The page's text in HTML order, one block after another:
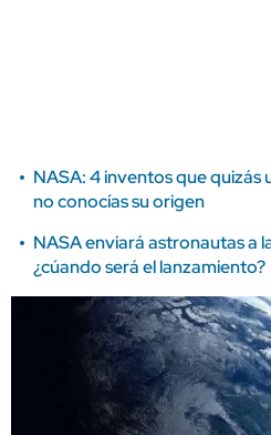
NASA: 4 inventos que quizás
no conocías su origen
NASA enviará astronautas a
¿cúando será el lanzamiento?